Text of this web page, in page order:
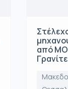
από